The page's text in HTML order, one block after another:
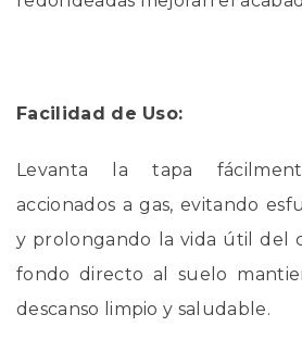
Facilidad de Uso:
Levanta la tapa
accionados a gas, evitando
y prolongando la vida útil del
fondo directo al suelo
descanso limpio y saludable.